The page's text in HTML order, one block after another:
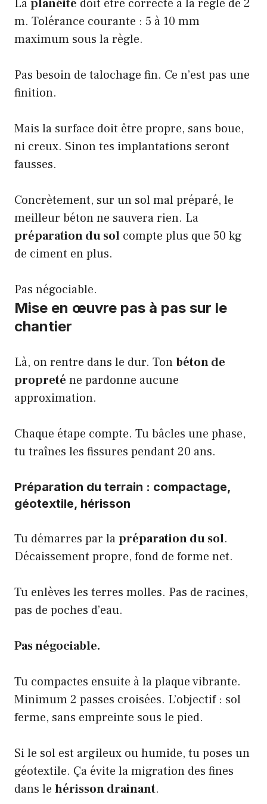
Laplanéité doit être correcte à la règle de 2
m. Tolérance courante : 5 à 10 mm
maximum sous la règle.
Pas besoin de talochage fin. Ce n’est pas une
finition.
Mais la surface doit être propre, sans boue,
ni creux. Sinon tes implantations seront
fausses.
Concrètement, sur un sol mal préparé, le
meilleur béton ne sauvera rien. La
préparation du sol compte plus que 50 kg
de ciment en plus.
Pas négociable.
Mise en œuvre pas à pas sur le
chantier
Là, on rentre dans le dur. Tonbéton de
propreté ne pardonne aucune
approximation.
Chaque étape compte. Tu bâcles une phase,
tu traînes les fissures pendant 20 ans.
Préparation du terrain : compactage,
géotextile, hérisson
Tu démarres par lapréparation du sol.
Décaissement propre, fond de forme net.
Tu enlèves les terres molles. Pas de racines,
pas de poches d’eau.
Pas négociable.
Tu compactes ensuite à la plaque vibrante.
Minimum 2 passes croisées. L’objectif : sol
ferme, sans empreinte sous le pied.
Si le sol est argileux ou humide, tu poses un
géotextile. Ça évite la migration des fines
dans le hérisson drainant.